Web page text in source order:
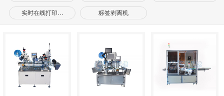
实时在线打印… 标签剥离机